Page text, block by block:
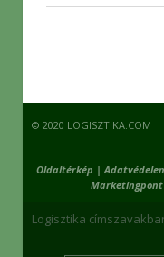
© 2020 LOGISZTIKA.COM
Oldaltérkép |
Marketingpont
Logisztika